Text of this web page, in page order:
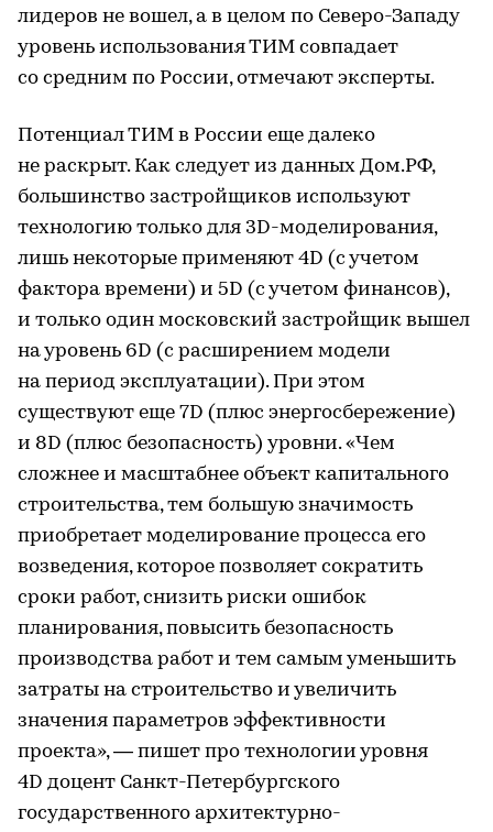
лидеров не вошел, а в целом по Северо-Западу
уровень использования ТИМ совпадает
со средним по России, отмечают эксперты.
Потенциал ТИМ в России еще далеко
не раскрыт. Как следует из данных Дом.РФ,
большинство застройщиков используют
технологию только для 3D-моделирования,
лишь некоторые применяют 4D (с учетом
фактора времени) и 5D (с учетом финансов),
и только один московский застройщик вышел
на уровень 6D (с расширением модели
на период эксплуатации). При этом
существуют еще 7D (плюс энергосбережение)
и 8D (плюс безопасность) уровни. «Чем
сложнее и масштабнее объект капитального
строительства, тем большую значимость
приобретает моделирование процесса его
возведения, которое позволяет сократить
сроки работ, снизить риски ошибок
планирования, повысить безопасность
производства работ и тем самым уменьшить
затраты на строительство и увеличить
значения параметров эффективности
проекта», — пишет про технологии уровня
4D доцент Санкт-Петербургского
государственного архитектурно-